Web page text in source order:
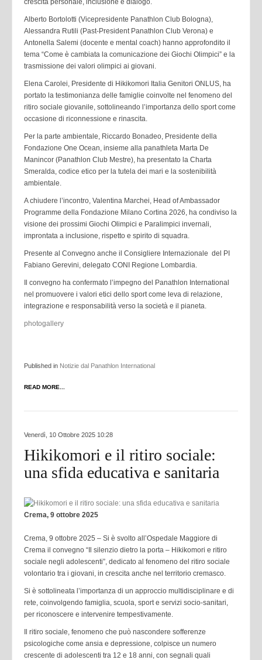
crescita personale, inclusione e dialogo.
Alberto Bortolotti (Vicepresidente Panathlon Club Bologna),
Alessandra Rutili (Past-President Panathlon Club Verona) e
Antonella Salemi (docente e mental coach) hanno approfondito il
tema “Come è cambiata la comunicazione dei Giochi Olimpici” e la
trasmissione dei valori olimpici ai giovani.
Elena Carolei, Presidente di Hikikomori Italia Genitori ONLUS, ha
portato la testimonianza delle famiglie coinvolte nel fenomeno del
ritiro sociale giovanile, sottolineando l’importanza dello sport come
occasione di riconnessione e rinascita.
Per la parte ambientale, Riccardo Bonadeo, Presidente della
Fondazione One Ocean, insieme alla panathleta Marta De
Manincor (Panathlon Club Mestre), ha presentato la Charta
Smeralda, codice etico per la tutela dei mari e la sostenibilità
ambientale.
A chiudere l’incontro, Valentina Marchei, Head of Ambassador
Programme della Fondazione Milano Cortina 2026, ha condiviso la
visione dei prossimi Giochi Olimpici e Paralimpici invernali,
improntata a inclusione, rispetto e spirito di squadra.
Presente al Convegno anche il Consigliere Internazionale del PI
Fabiano Gerevini, delegato CONI Regione Lombardia.
Il convegno ha confermato l’impegno del Panathlon International
nel promuovere i valori etici dello sport come leva di relazione,
integrazione e responsabilità verso la società e il pianeta.
photogallery
Published in Notizie dal Panathlon International
READ MORE...
Venerdì, 10 Ottobre 2025 10:28
Hikikomori e il ritiro sociale:
una sfida educativa e sanitaria
Crema, 9 ottobre 2025
Crema, 9 ottobre 2025 – Si è svolto all’Ospedale Maggiore di
Crema il convegno “Il silenzio dietro la porta – Hikikomori e ritiro
sociale negli adolescenti”, dedicato al fenomeno del ritiro sociale
volontario tra i giovani, in crescita anche nel territorio cremasco.
Si è sottolineata l’importanza di un approccio multidisciplinare e di
rete, coinvolgendo famiglia, scuola, sport e servizi socio-sanitari,
per riconoscere e intervenire tempestivamente.
Il ritiro sociale, fenomeno che può nascondere sofferenze
psicologiche come ansia e depressione, colpisce un numero
crescente di adolescenti tra 12 e 18 anni, con segnali quali